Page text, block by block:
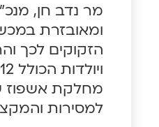
מר נדב חן,
ומאובזרת
הזקוקים לכך
מחלקת אשפוז
למסירות